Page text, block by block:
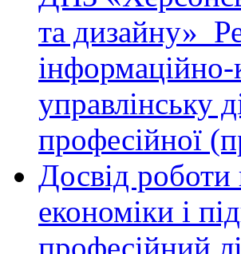
та дизайну»
інформаційно-
управлінську
професійної
Досвід роботи
економіки і
професійний